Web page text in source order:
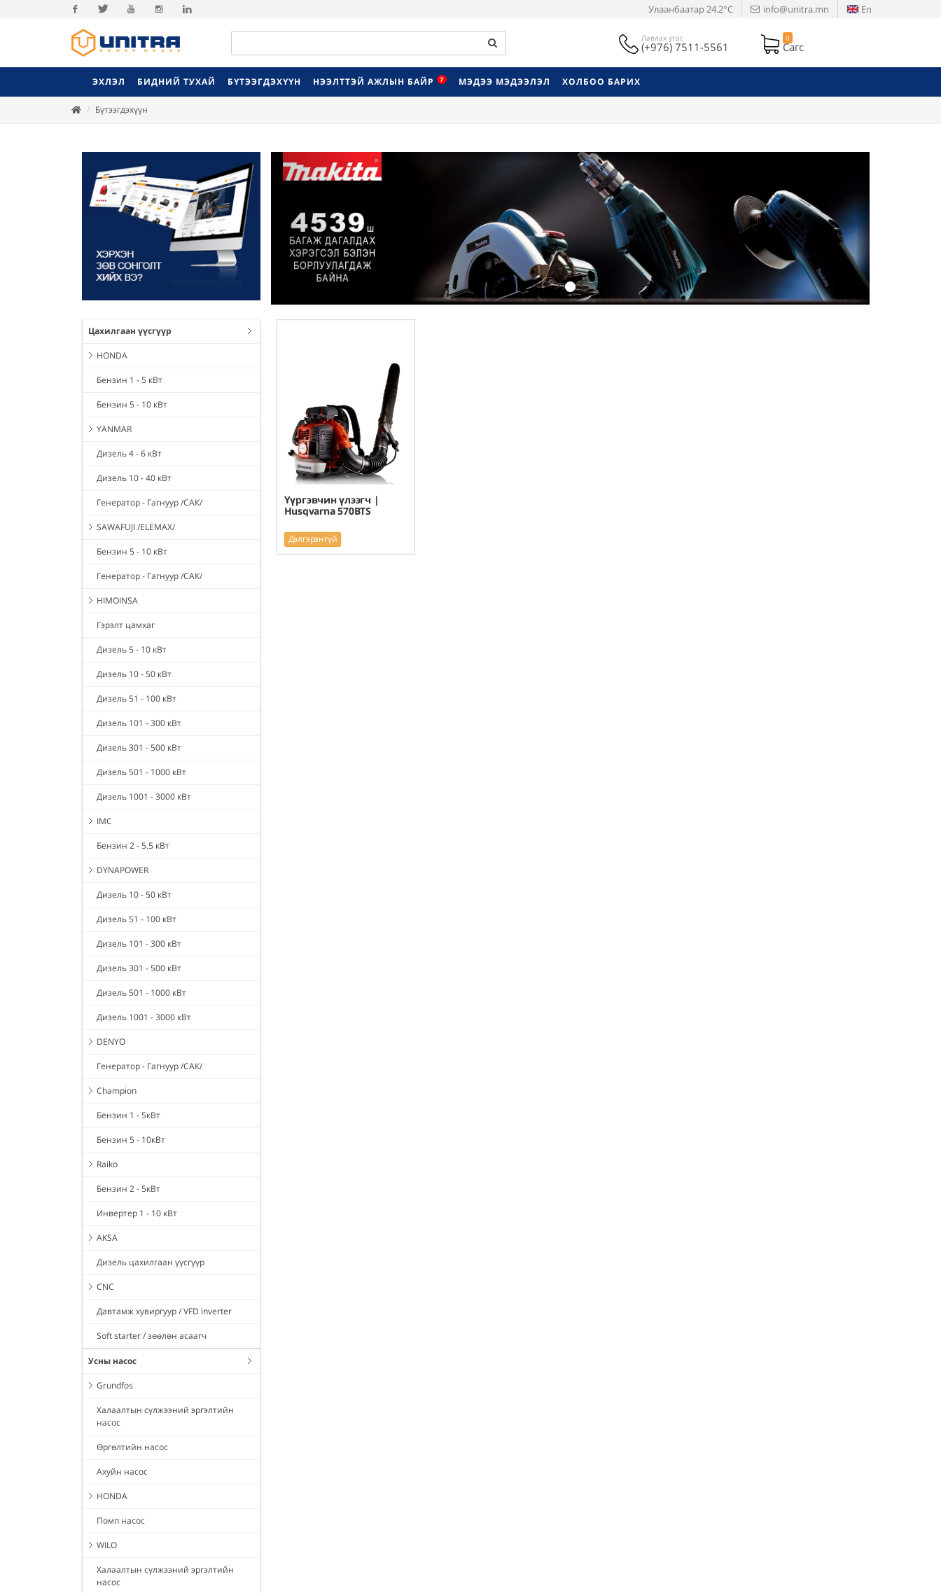
Facebook
Улаанбаатар24.2°C info@unitra.mn En
Лавлах утас
(+976) 7511-5561
0
Сагс
ЭХЛЭЛ БИДНИЙ ТУХАЙ БҮТЭЭГДЭХҮҮН НЭЭЛТТЭЙ АЖЛЫН БАЙР 7 МЭДЭЭ МЭДЭЭЛЭЛ ХОЛБОО БАРИХ
Бүтээгдэхүүн
Цахилгаан үүсгүүр
HONDA
Бензин 1 - 5 кВт
Бензин 5 - 10 кВт
YANMAR
Дизель 4 - 6 кВт
Дизель 10 - 40 кВт
Генератор - Гагнуур /САК/
SAWAFUJI /ELEMAX/
Бензин 5 - 10 кВт
Генератор - Гагнуур /САК/
HIMOINSA
Гэрэлт цамхаг
Дизель 5 - 10 кВт
Дизель 10 - 50 кВт
Дизель 51 - 100 кВт
Дизель 101 - 300 кВт
Дизель 301 - 500 кВт
Дизель 501 - 1000 кВт
Дизель 1001 - 3000 кВт
IMC
Бензин 2 - 5.5 кВт
DYNAPOWER
Дизель 10 - 50 кВт
Дизель 51 - 100 кВт
Дизель 101 - 300 кВт
Дизель 301 - 500 кВт
Дизель 501 - 1000 кВт
Дизель 1001 - 3000 кВт
DENYO
Генератор - Гагнуур /САК/
Champion
Бензин 1 - 5кВт
Бензин 5 - 10кВт
Raiko
Бензин 2 - 5кВт
Инвертер 1 - 10 кВт
AKSA
Дизель цахилгаан үүсгүүр
CNC
Давтамж хувиргуур / VFD inverter
Soft starter / зөөлөн асаагч
Усны насос
Grundfos
Халаалтын сүлжээний эргэлтийн
насос
Өргөлтийн насос
Ахуйн насос
HONDA
Помп насос
WILO
Халаалтын сүлжээний эргэлтийн
насос
Previous
Үүргэвчин үлээгч |
Husqvarna 570BTS
Дэлгэрэнгүй